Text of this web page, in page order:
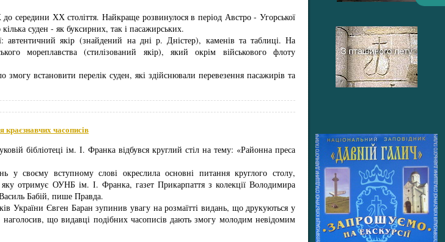
середини ХХ століття. Найкраще розвинулося в період Австро - Угорської
суден - як буксирних, так і пасажирських.
автентичний якір (знайдений на дні р. Дністер), каменів та таблиці. На
мореплавства (стилізований якір), який окрім військового флоту
встановити перелік суден, які здійснювали перевезення пасажирів та
краєзнавчих часописів
бібліотеці ім. І. Франка відбувся круглий стіл на тему: «Районна преса
у своєму вступному слові окреслила основні питання круглого столу,
отримує ОУНБ ім. І. Франка, газет Прикарпаття з колекції Володимира
Бабій, пише Правда.
України Євген Баран зупинив увагу на розмаїтті видань, що друкуються у
що видавці подібних часописів дають змогу молодим невідомим